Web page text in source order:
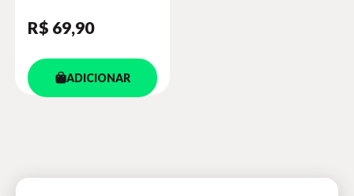
R$ 69,90
ADICIONAR